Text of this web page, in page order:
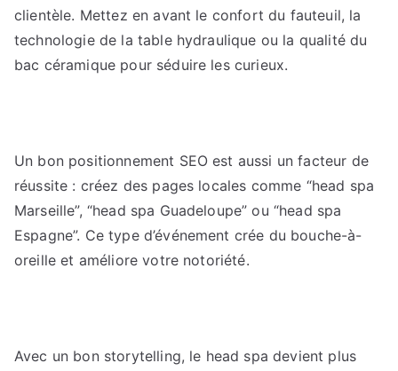
clientèle. Mettez en avant le confort du fauteuil, la
technologie de la table hydraulique ou la qualité du
bac céramique pour séduire les curieux.
Un bon positionnement SEO est aussi un facteur de
réussite : créez des pages locales comme “head spa
Marseille”, “head spa Guadeloupe” ou “head spa
Espagne”. Ce type d’événement crée du bouche-à-
oreille et améliore votre notoriété.
Avec un bon storytelling, le head spa devient plus